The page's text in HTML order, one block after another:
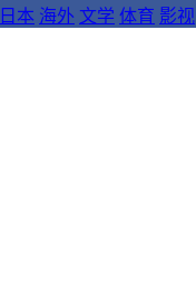
日本 海外 文学 体育 影视